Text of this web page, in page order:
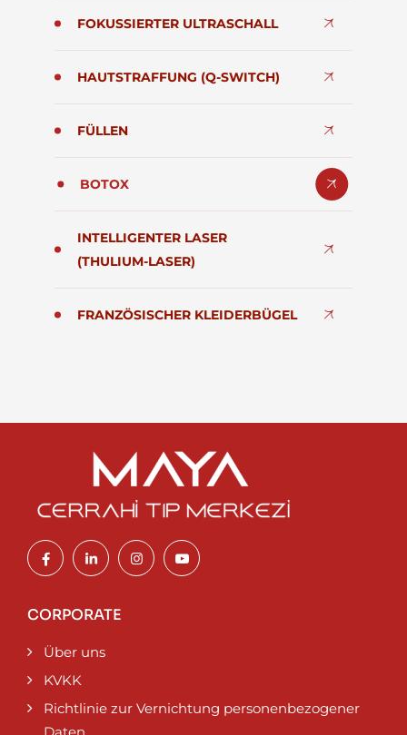
FOKUSSIERTER ULTRASCHALL
HAUTSTRAFFUNG (Q-SWITCH)
FÜLLEN
BOTOX
INTELLIGENTER LASER
(THULIUM-LASER)
FRANZÖSISCHER KLEIDERBÜGEL
CORPORATE
Über uns
KVKK
Richtlinie zur Vernichtung personenbezogener